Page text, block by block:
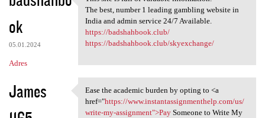
ok
05.01.2024
Adres
This site is full of valuable
The best, number 1 leading gambling website in
India and admin service 24/7 Available.
https://badshahbook.club/
https://badshahbook.club/skyexchange/
James
Ease the academic burden by
Ease the academic burden by opting to <a
href="https://www.instantassignmenthelp.com/us/
write-my-assignment">PaySomeone to Write My